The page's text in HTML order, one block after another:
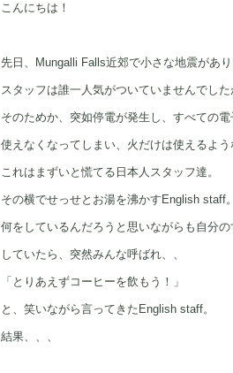
こんにちは！
先日、Mungalli Falls近郊で小さな地震があり
スタッフは誰一人気がついていませんでした
そのためか、突如停電が発生し、すべての
使えなくなってしまい、火だけは使えるよう
これはまずいと慌てる日本人スタッフ達。
その横でせっせとお湯を沸かすEnglish staff。
何をしているんだろうと思いながらも自分
していたら、突然みんな呼ばれ、、
「とりあえずコーヒーを飲もう！」
と、笑いながら言ってきたEnglish staff。
結果、、、